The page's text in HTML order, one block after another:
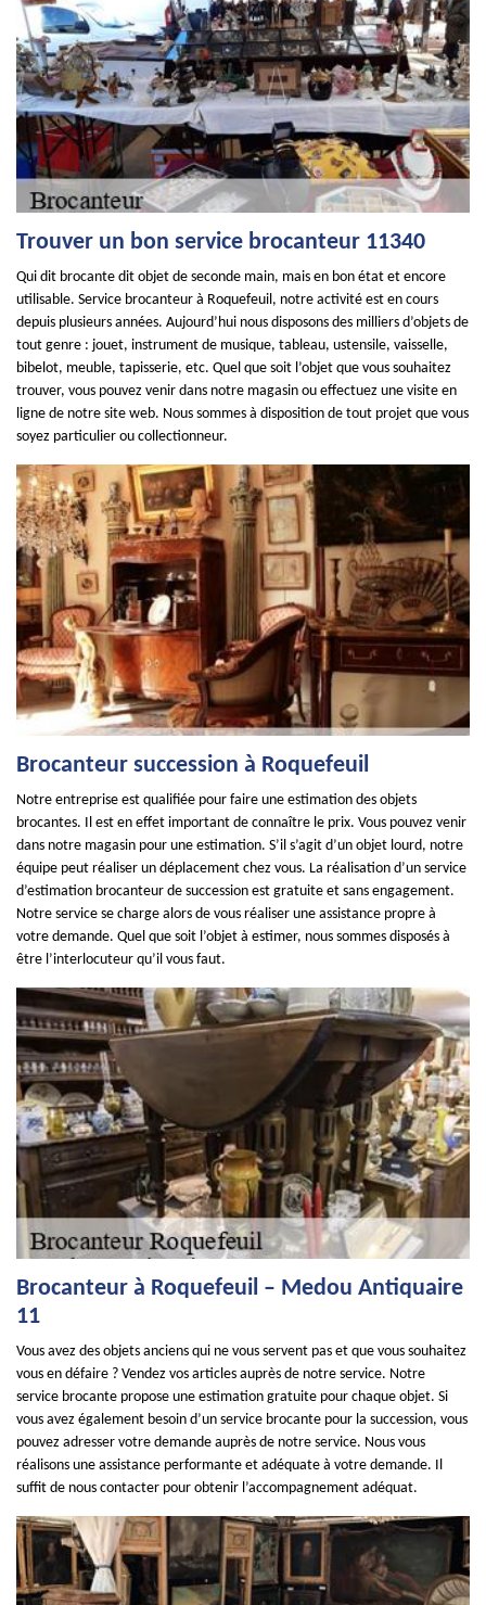
Trouver un bon service brocanteur 11340
Qui dit brocante dit objet de seconde main, mais en bon état et encore
utilisable. Service brocanteur à Roquefeuil, notre activité est en cours
depuis plusieurs années. Aujourd’hui nous disposons des milliers d’objets de
tout genre : jouet, instrument de musique, tableau, ustensile, vaisselle,
bibelot, meuble, tapisserie, etc. Quel que soit l’objet que vous souhaitez
trouver, vous pouvez venir dans notre magasin ou effectuez une visite en
ligne de notre site web. Nous sommes à disposition de tout projet que vous
soyez particulier ou collectionneur.
Brocanteur succession à Roquefeuil
Notre entreprise est qualifiée pour faire une estimation des objets
brocantes. Il est en effet important de connaître le prix. Vous pouvez venir
dans notre magasin pour une estimation. S’il s’agit d’un objet lourd, notre
équipe peut réaliser un déplacement chez vous. La réalisation d’un service
d’estimation brocanteur de succession est gratuite et sans engagement.
Notre service se charge alors de vous réaliser une assistance propre à
votre demande. Quel que soit l’objet à estimer, nous sommes disposés à
être l’interlocuteur qu’il vous faut.
Brocanteur à Roquefeuil – Medou Antiquaire
11
Vous avez des objets anciens qui ne vous servent pas et que vous souhaitez
vous en défaire ? Vendez vos articles auprès de notre service. Notre
service brocante propose une estimation gratuite pour chaque objet. Si
vous avez également besoin d’un service brocante pour la succession, vous
pouvez adresser votre demande auprès de notre service. Nous vous
réalisons une assistance performante et adéquate à votre demande. Il
suffit de nous contacter pour obtenir l’accompagnement adéquat.